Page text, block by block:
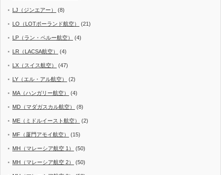
LJ（ジンエアー） (8)
LO（LOTポーランド航空） (21)
LP（ラン・ペルー航空） (4)
LR（LACSA航空） (4)
LX（スイス航空） (47)
LY（エル・アル航空） (2)
MA（ハンガリー航空） (4)
MD（マダガスカル航空） (8)
ME（ミドルイースト航空） (2)
MF（厦門アモイ航空） (15)
MH（マレーシア航空 1） (50)
MH（マレーシア航空 2） (50)